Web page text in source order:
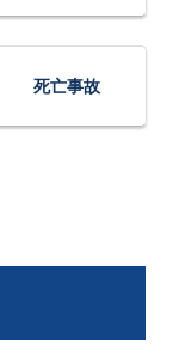
死亡事故